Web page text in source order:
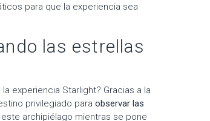
para que la experiencia sea
las estrellas
experiencia Starlight? Gracias a la
privilegiado para observar las
archipiélago mientras se pone